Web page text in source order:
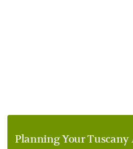
Planning Your Tuscany